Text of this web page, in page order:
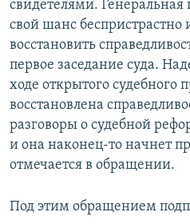
свидетелями. Генеральная
свой шанс беспристрастно
восстановить
первое заседание суда.
ходе открытого судебного
восстановлена
разговоры о судебной
и она наконец-то начнет
отмечается в обращении.
Под этим обращением